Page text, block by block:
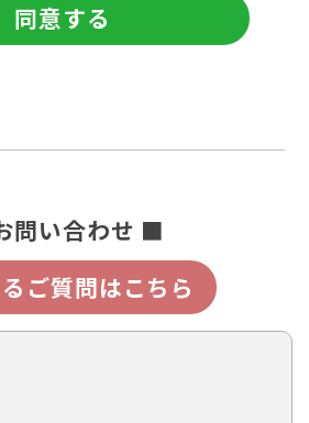
同意する
問い合わせ ■
ご質問はこちら